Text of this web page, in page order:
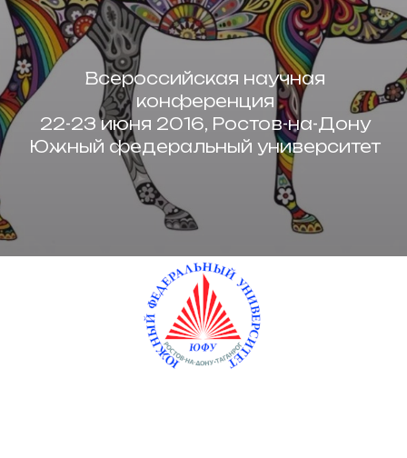
Всероссийская научная
конференция
22-23 июня 2016, Ростов-на-Дону
Южный федеральный университет